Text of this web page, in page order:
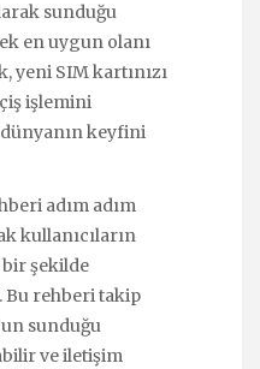
sunduğu
en uygun olanı
yeni SIM kartınızı
işlemini
keyfini
adım adım
kullanıcıların
şekilde
Bu rehberi takip
sunduğu
ve iletişim